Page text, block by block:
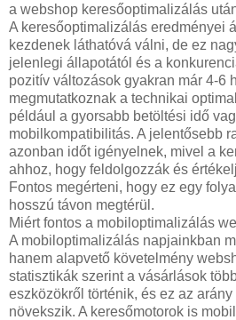
a webshop keresőoptimalizálás
A keresőoptimalizálás eredményei
kezdenek láthatóvá válni, de ez
jelenlegi állapotától és a
pozitív változások gyakran már 4-6
megmutatkoznak a technikai
például a gyorsabb betöltési idő
mobilkompatibilitás. A jelentősebb
azonban időt igényelnek, mivel a
ahhoz, hogy feldolgozzák és
Fontos megérteni, hogy ez egy
hosszú távon megtérül.
Miért fontos a mobiloptimalizálás
A mobiloptimalizálás napjainkban
hanem alapvető követelmény
statisztikák szerint a vásárlások
eszközökről történik, és ez az
növekszik. A keresőmotorok is